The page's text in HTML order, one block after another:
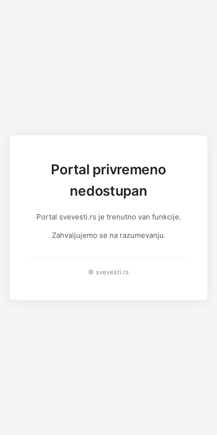
Portal privremeno
nedostupan
Portal svevesti.rs je trenutno van funkcije.
Zahvaljujemo se na razumevanju.
© svevesti.rs